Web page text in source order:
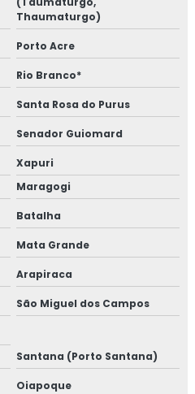
Thaumaturgo)
Porto Acre
Rio Branco*
Santa Rosa do Purus
Senador Guiomard
Xapuri
Maragogi
Batalha
Mata Grande
Arapiraca
São Miguel dos Campos
Santana (Porto Santana)
Oiapoque